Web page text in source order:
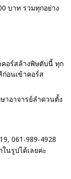
บาท รวมทุกอย่าง
อร์สล้างพิษตับนี้ ทุก
อนเข้าคอร์ส
าอาจารย์ลำดวนตั้ง
061-989-4928
นรูปได้เลยค่ะ